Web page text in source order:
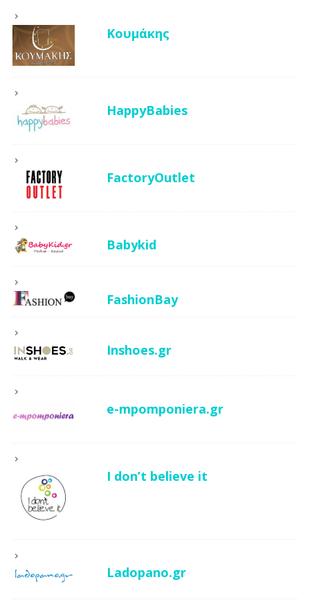
Κουμάκης
HappyBabies
FactoryOutlet
Babykid
FashionBay
Inshoes.gr
e-mpomponiera.gr
I don’t believe it
Ladopano.gr